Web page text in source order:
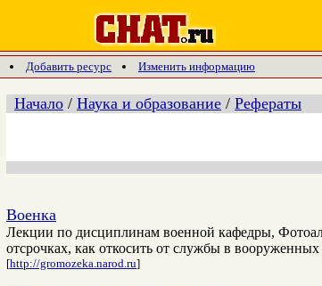
Добавить ресурс Изменить информацию
Начало / Наука и образование / Рефераты
Военка
Лекции по дисциплинам военной кафедры,
отсрочках, как откосить от службы в вооруженных
[http://gromozeka.narod.ru]